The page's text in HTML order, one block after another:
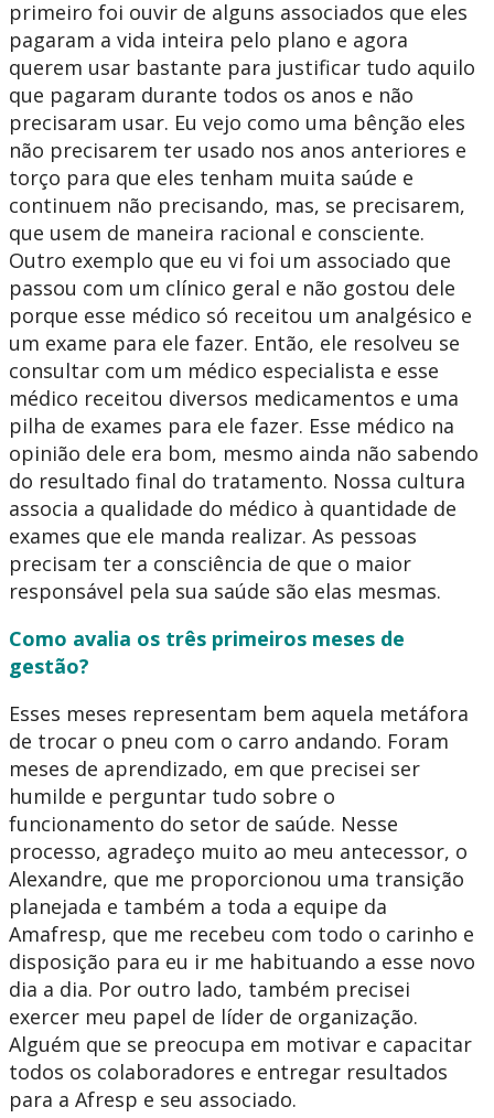
primeiro foi ouvir de alguns associados que eles
pagaram a vida inteira pelo plano e agora
querem usar bastante para justificar tudo aquilo
que pagaram durante todos os anos e não
precisaram usar. Eu vejo como uma bênção eles
não precisarem ter usado nos anos anteriores e
torço para que eles tenham muita saúde e
continuem não precisando, mas, se precisarem,
que usem de maneira racional e consciente.
Outro exemplo que eu vi foi um associado que
passou com um clínico geral e não gostou dele
porque esse médico só receitou um analgésico e
um exame para ele fazer. Então, ele resolveu se
consultar com um médico especialista e esse
médico receitou diversos medicamentos e uma
pilha de exames para ele fazer. Esse médico na
opinião dele era bom, mesmo ainda não sabendo
do resultado final do tratamento. Nossa cultura
associa a qualidade do médico à quantidade de
exames que ele manda realizar. As pessoas
precisam ter a consciência de que o maior
responsável pela sua saúde são elas mesmas.
Como avalia os três primeiros meses de
gestão?
Esses meses representam bem aquela metáfora
de trocar o pneu com o carro andando. Foram
meses de aprendizado, em que precisei ser
humilde e perguntar tudo sobre o
funcionamento do setor de saúde. Nesse
processo, agradeço muito ao meu antecessor, o
Alexandre, que me proporcionou uma transição
planejada e também a toda a equipe da
Amafresp, que me recebeu com todo o carinho e
disposição para eu ir me habituando a esse novo
dia a dia. Por outro lado, também precisei
exercer meu papel de líder de organização.
Alguém que se preocupa em motivar e capacitar
todos os colaboradores e entregar resultados
para a Afresp e seu associado.